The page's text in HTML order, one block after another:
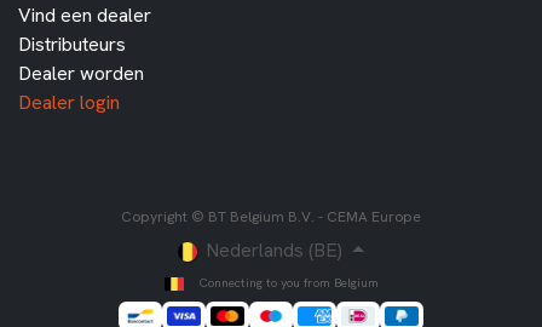
Vind een dealer
Distributeurs
Dealer worden
Dealer login
Copyright © BT Belgium B.V. - CEMA Europe
Nederlands (BE)
Connecting to you from Belgium